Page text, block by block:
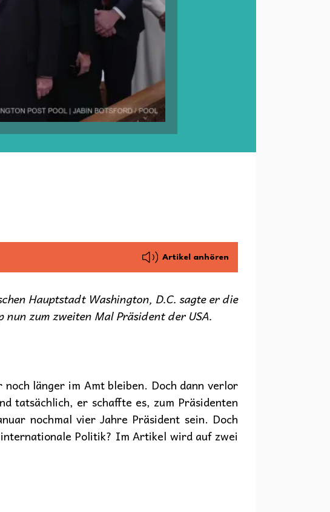
Artikel anhören
Hauptstadt Washington, D.C. sagte er die
zum zweiten Mal Präsident der USA.
länger im Amt bleiben. Doch dann verlor
tatsächlich, er schaffte es, zum Präsidenten
nochmal vier Jahre Präsident sein. Doch
Politik? Im Artikel wird auf zwei